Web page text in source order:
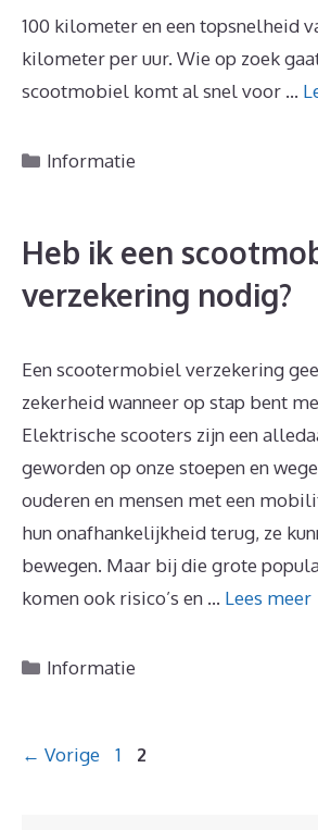
100 kilometer en een topsnelheid
kilometer per uur. Wie op zoek
scootmobiel komt al snel voor …
Categorieën
Informatie
Heb ik een
verzekering nodig?
Een scootermobiel verzekering
zekerheid wanneer op stap bent
Elektrische scooters zijn een
geworden op onze stoepen en
ouderen en mensen met een
hun onafhankelijkheid terug, ze
bewegen. Maar bij die grote
komen ook risico’s en … Lees meer
Categorieën
Informatie
Berichtnavigatie
← Vorige Pagina
1 Pagina
2